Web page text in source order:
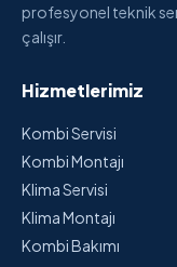
profesyonel teknik
çalışır.
Hizmetlerimiz
Kombi Servisi
Kombi Montajı
Klima Servisi
Klima Montajı
Kombi Bakımı